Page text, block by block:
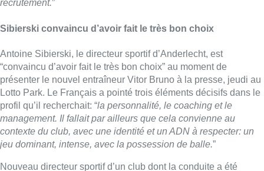
Nouveau directeur sportif d’un club dont la conduite a été
Sibierski estime qu’il “ne faut pas tout changer”, bien qu’il y ait
estival.
Sibierski a fait jouer son réseau pour atteindre Vitor Bruno,
avec qui il n’avait pas de relation préalable. “J’ai pu me
renseigner à son sujet, et prendre le temps de le rencontrer.
Nous avons parlé pendant plusieurs heures, et j’ai été
convaincu par ses valeurs humaines et sa personnalité. Il
correspond parfaitement au projet sportif que je veux établir
dans le club. Les gens qui font partie du club ainsi que les